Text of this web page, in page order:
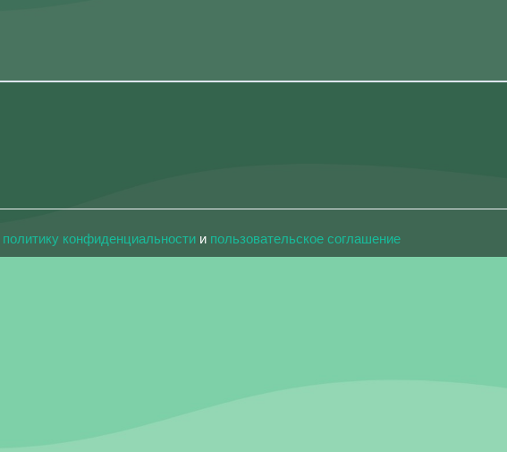
политику конфиденциальности и пользовательское соглашение